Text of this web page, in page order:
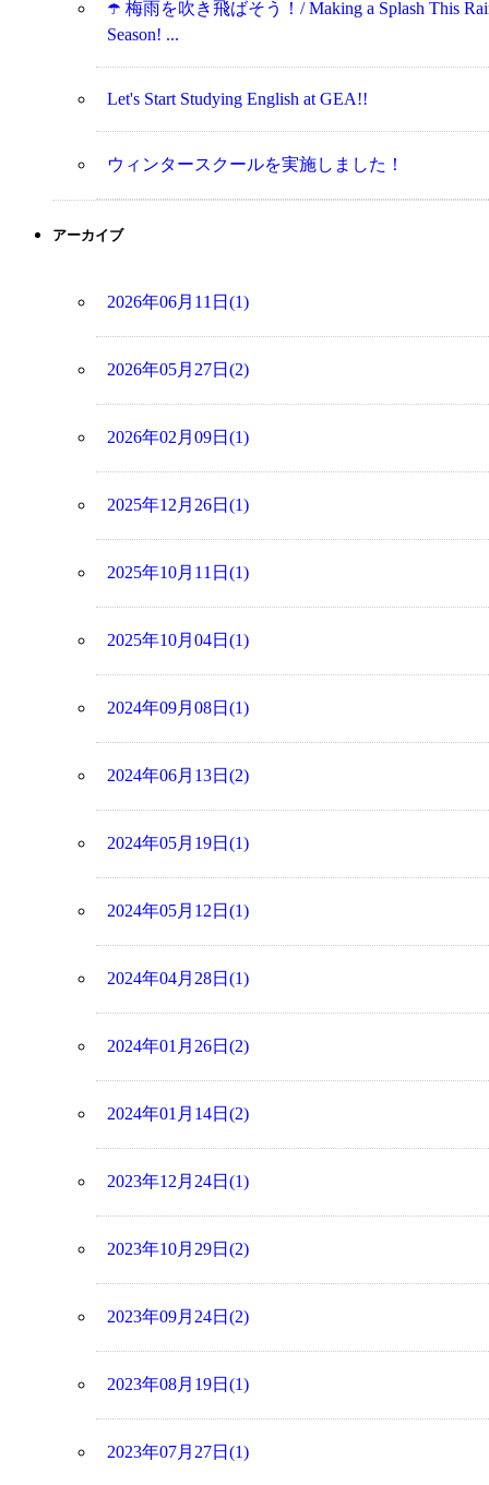
☂️ 梅雨を吹き飛ばそう！/ Making a Splash This
Season! ...
Let's Start Studying English at GEA!!
ウィンタースクールを実施しました！
アーカイブ
2026年06月11日(1)
2026年05月27日(2)
2026年02月09日(1)
2025年12月26日(1)
2025年10月11日(1)
2025年10月04日(1)
2024年09月08日(1)
2024年06月13日(2)
2024年05月19日(1)
2024年05月12日(1)
2024年04月28日(1)
2024年01月26日(2)
2024年01月14日(2)
2023年12月24日(1)
2023年10月29日(2)
2023年09月24日(2)
2023年08月19日(1)
2023年07月27日(1)